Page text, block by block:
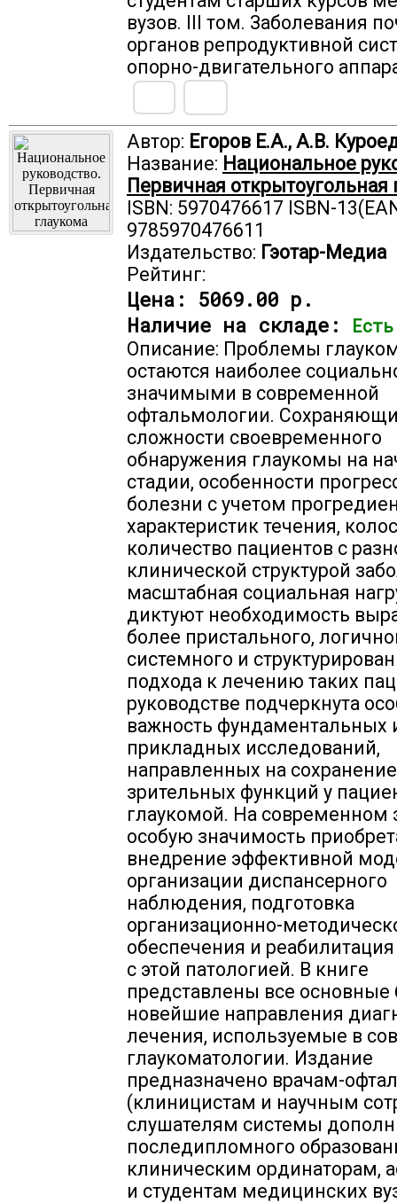
вузов. III том. Заболевания
органов репродуктивной
опорно-двигательного
Автор: Егоров Е.А., А.В.
Название: Национальное
Первичная открытоугольная
ISBN: 5970476617 ISBN-
9785970476611
Издательство: Гэотар-Медиа
Рейтинг:
Цена: 5069.00 р.
Наличие на складе:
Описание: Проблемы
остаются наиболее
значимыми в современной
офтальмологии.
сложности своевременного
обнаружения глаукомы на
стадии, особенности
болезни с учетом
характеристик течения,
количество пациентов с
клинической структурой
масштабная социальная
диктуют необходимость
более пристального,
системного и
подхода к лечению таких
руководстве подчеркнута
важность фундаментальных
прикладных исследований,
направленных на сохранение
зрительных функций у
глаукомой. На современном
особую значимость
внедрение эффективной
организации диспансерного
наблюдения, подготовка
организационно-
обеспечения и
с этой патологией. В книге
представлены все основные
новейшие направления
лечения, используемые в
глаукоматологии. Издание
предназначено врачам-
(клиницистам и научным
слушателям системы
последипломного
клиническим ординаторам,
и студентам медицинских